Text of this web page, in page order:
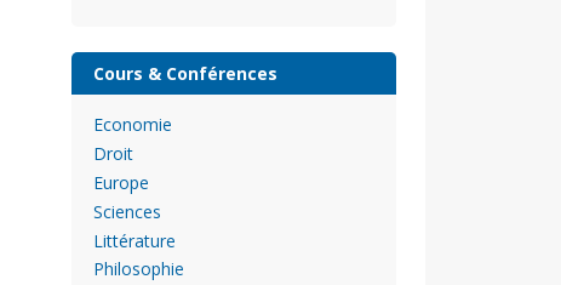
Cours & Conférences
Economie
Droit
Europe
Sciences
Littérature
Philosophie